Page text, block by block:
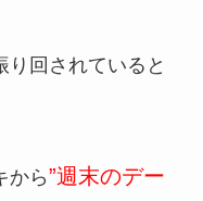
回されていると
から”週末のデー